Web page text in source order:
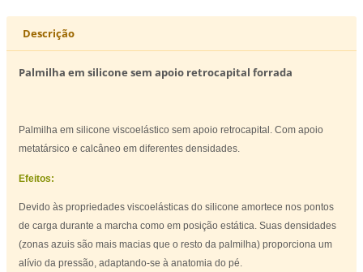
Descrição
Palmilha em silicone sem apoio retrocapital forrada
Palmilha em silicone viscoelástico sem apoio retrocapital. Com apoio
metatársico e calcâneo em diferentes densidades.
Efeitos:
Devido às propriedades viscoelásticas do silicone amortece nos pontos
de carga durante a marcha como em posição estática. Suas densidades
(zonas azuis são mais macias que o resto da palmilha) proporciona um
alívio da pressão, adaptando-se à anatomia do pé.